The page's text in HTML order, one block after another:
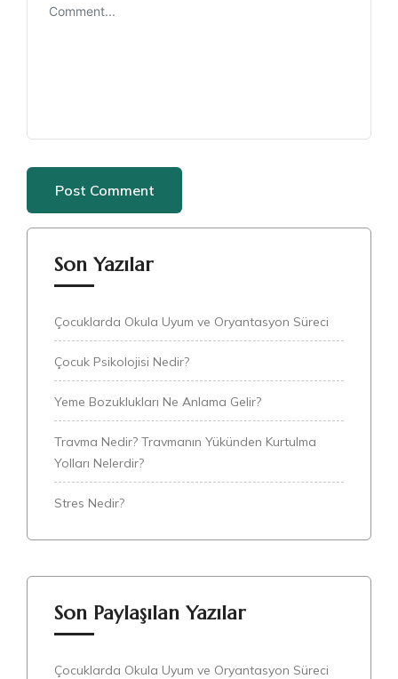
Son Yazılar
Çocuklarda Okula Uyum ve Oryantasyon Süreci
Çocuk Psikolojisi Nedir?
Yeme Bozuklukları Ne Anlama Gelir?
Travma Nedir? Travmanın Yükünden Kurtulma
Yolları Nelerdir?
Stres Nedir?
Son Paylaşılan Yazılar
Çocuklarda Okula Uyum ve Oryantasyon Süreci